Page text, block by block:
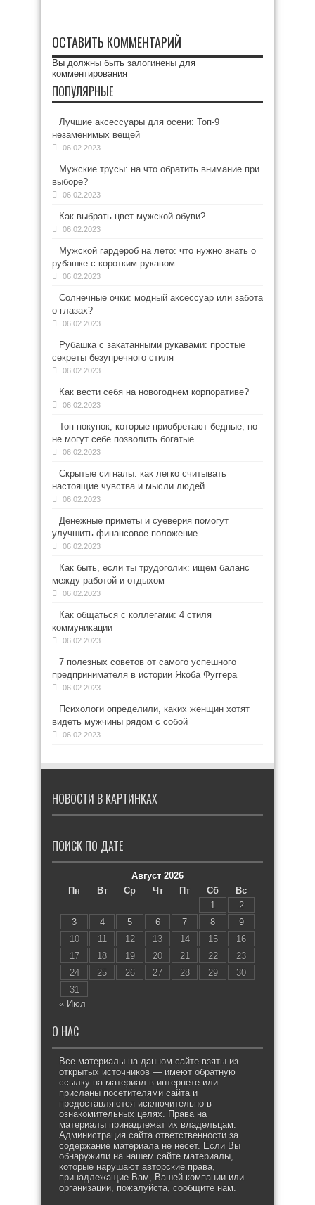
ОСТАВИТЬ КОММЕНТАРИЙ
Вы должны быть залогинены для
комментирования
ПОПУЛЯРНЫЕ
Лучшие аксессуары для осени: Топ-9
незаменимых вещей
06.02.2023
Мужские трусы: на что обратить внимание при
выборе?
06.02.2023
Как выбрать цвет мужской обуви?
06.02.2023
Мужской гардероб на лето: что нужно знать о
рубашке с коротким рукавом
06.02.2023
Солнечные очки: модный аксессуар или забота
о глазах?
06.02.2023
Рубашка с закатанными рукавами: простые
секреты безупречного стиля
06.02.2023
Как вести себя на новогоднем корпоративе?
06.02.2023
Топ покупок, которые приобретают бедные, но
не могут себе позволить богатые
06.02.2023
Скрытые сигналы: как легко считывать
настоящие чувства и мысли людей
06.02.2023
Денежные приметы и суеверия помогут
улучшить финансовое положение
06.02.2023
Как быть, если ты трудоголик: ищем баланс
между работой и отдыхом
06.02.2023
Как общаться с коллегами: 4 стиля
коммуникации
06.02.2023
7 полезных советов от самого успешного
предпринимателя в истории Якоба Фуггера
06.02.2023
Психологи определили, каких женщин хотят
видеть мужчины рядом с собой
06.02.2023
НОВОСТИ В КАРТИНКАХ
ПОИСК ПО ДАТЕ
Август 2026
Пн
Вт Ср Чт Пт Сб
Вс
1
2
3
4 5 6 7 8
9
10
11 12 13 14 15
16
17
18 19 20 21 22
23
24
25 26 27 28 29
30
31
« Июл
О НАС
Все материалы на данном сайте взяты из
открытых источников — имеют обратную
ссылку на материал в интернете или
присланы посетителями сайта и
предоставляются исключительно в
ознакомительных целях. Права на
материалы принадлежат их владельцам.
Администрация сайта ответственности за
содержание материала не несет. Если Вы
обнаружили на нашем сайте материалы,
которые нарушают авторские права,
принадлежащие Вам, Вашей компании или
организации, пожалуйста, сообщите нам.